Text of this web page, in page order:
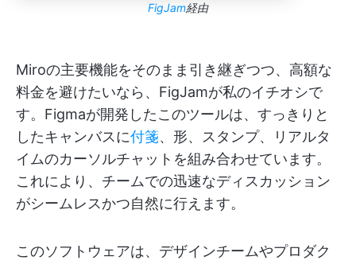
FigJam経由
Miroの主要機能をそのまま引き継ぎつつ、高額な
料金を避けたいなら、FigJamが私のイチオシで
す。Figmaが開発したこのツールは、すっきりと
したキャンバスに付箋、形、スタンプ、リアルタ
イムのカーソルチャットを組み合わせています。
これにより、チームでの迅速なディスカッション
がシームレスかつ自然に行えます。
このソフトウェアは、デザインチームやプロダク